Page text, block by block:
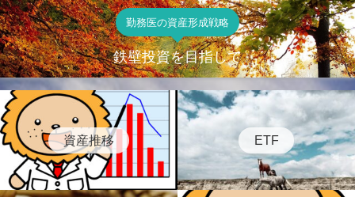
勤務医の資産形成戦略
鉄壁投資を目指して
資産推移 ETF